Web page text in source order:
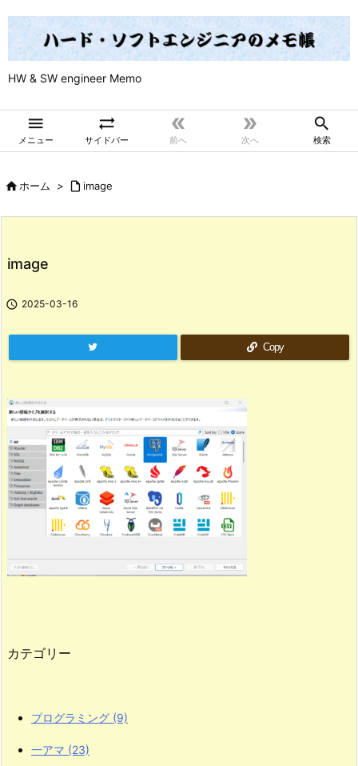
HW & SW engineer Memo

メニュー

サイドバー

前へ

次へ

検索
ホーム >  image
image
 2025-03-16
Copy
カテゴリー
プログラミング (9)
一アマ (23)